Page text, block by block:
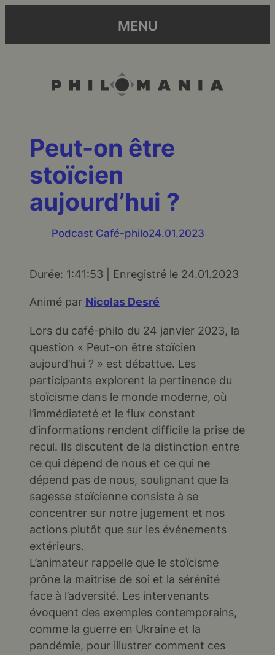
MENU
Peut-on être
stoïcien
aujourd’hui ?
Podcast Café-philo24.01.2023
RSS FEED
EMBED
Durée: 1:41:53 Enregistré le 24.01.2023
Animé par Nicolas Desré
Lors du café-philo du 24 janvier 2023, la
question « Peut-on être stoïcien
aujourd’hui ? » est débattue. Les
participants explorent la pertinence du
stoïcisme dans le monde moderne, où
l’immédiateté et le flux constant
d’informations rendent difficile la prise de
recul. Ils discutent de la distinction entre
ce qui dépend de nous et ce qui ne
dépend pas de nous, soulignant que la
sagesse stoïcienne consiste à se
concentrer sur notre jugement et nos
actions plutôt que sur les événements
extérieurs.
L’animateur rappelle que le stoïcisme
prône la maîtrise de soi et la sérénité
face à l’adversité. Les intervenants
évoquent des exemples contemporains,
comme la guerre en Ukraine et la
pandémie, pour illustrer comment ces